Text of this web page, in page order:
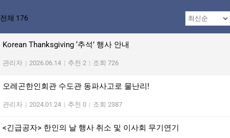
전체 176
Korean Thanksgiving ‘추석’ 행사 안내
관리자 | 2026.06.14 | 추천 2 | 조회 726
오레곤한인회관 수도관 동파사고로 물난리!
관리자 | 2024.01.24 | 추천 0 | 조회 2387
<긴급공자> 한인의 날 행사 취소 및 이사회 무기연기